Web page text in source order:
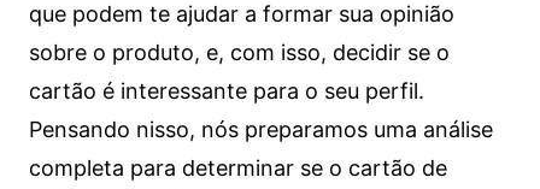
que podem te ajudar a formar sua opinião
sobre o produto, e, com isso, decidir se o
cartão é interessante para o seu perfil.
Pensando nisso, nós preparamos uma análise
completa para determinar se o cartão de